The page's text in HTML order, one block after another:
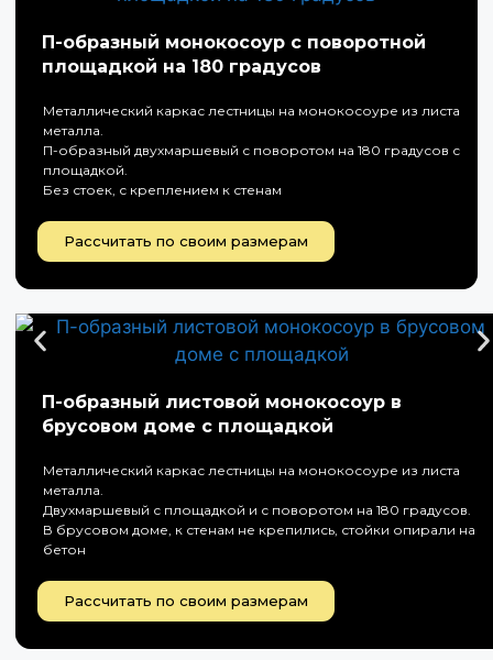
П-образный монокосоур с поворотной
площадкой на 180 градусов
Металлический каркас лестницы на монокосоуре из листа
металла.
П-образный двухмаршевый с поворотом на 180 градусов с
площадкой.
Без стоек, с креплением к стенам
Рассчитать по своим размерам
П-образный листовой монокосоур в
брусовом доме с площадкой
Металлический каркас лестницы на монокосоуре из листа
металла.
Двухмаршевый с площадкой и с поворотом на 180 градусов.
В брусовом доме, к стенам не крепились, стойки опирали на
бетон
Рассчитать по своим размерам